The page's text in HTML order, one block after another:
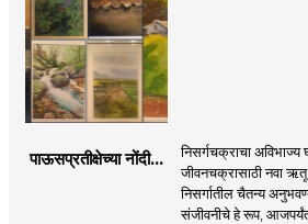
पाऊसप्रतीक्षेच्या नोंदी...
निसर्गचक्राचा
जीवनचक्रासाठी नवा
निसर्गातील चैतन्य
संजीवनीचे हे रूप,